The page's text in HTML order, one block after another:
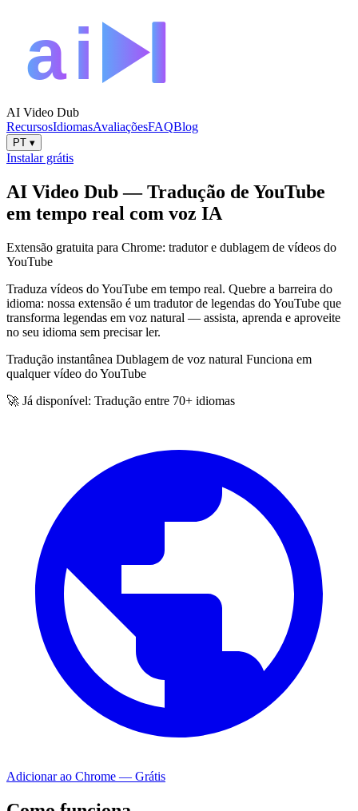
AI Video Dub
RecursosIdiomasAvaliaçõesFAQBlog
PT ▾
Instalar grátis
AI Video Dub — Tradução de YouTube
em tempo real com voz IA
Extensão gratuita para Chrome: tradutor e dublagem de vídeos do
YouTube
Traduza vídeos do YouTube em tempo real. Quebre a barreira do
idioma: nossa extensão é um tradutor de legendas do YouTube que
transforma legendas em voz natural — assista, aprenda e aproveite
no seu idioma sem precisar ler.
Tradução instantânea Dublagem de voz natural Funciona em
qualquer vídeo do YouTube
🚀 Já disponível: Tradução entre 70+ idiomas
Adicionar ao Chrome — Grátis